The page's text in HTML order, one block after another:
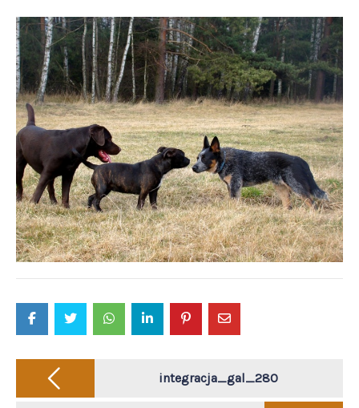
Post
navigation integracja_gal_280